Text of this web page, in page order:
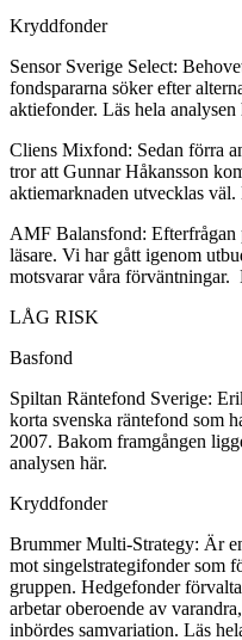
Kryddfonder
Sensor Sverige Select:
fondspararna söker efter
aktiefonder. Läs hela analysen
Cliens Mixfond: Sedan förra
tror att Gunnar Håkansson
aktiemarknaden utvecklas väl.
AMF Balansfond: Efterfrågan
läsare. Vi har gått igenom
motsvarar våra förväntningar.
LÅG RISK
Basfond
Spiltan Räntefond Sverige:
korta svenska räntefond som
2007. Bakom framgången
analysen här.
Kryddfonder
Brummer Multi-Strategy: Är
mot singelstrategifonder som
gruppen. Hedgefonder
arbetar oberoende av
inbördes samvariation. Läs